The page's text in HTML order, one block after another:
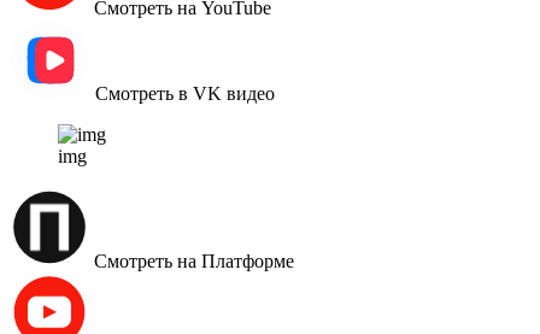
Смотреть на YouTube
Смотреть в VK видео
img
Смотреть на Платформе